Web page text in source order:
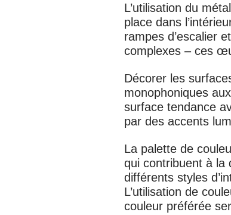
L’utilisation du métal
place dans
rampes d’escalier
complexes – ces
Décorer les
monophoniques
surface tendance
par des accents
La palette de
qui contribuent à la
différents styles
L’utilisation de
couleur préférée